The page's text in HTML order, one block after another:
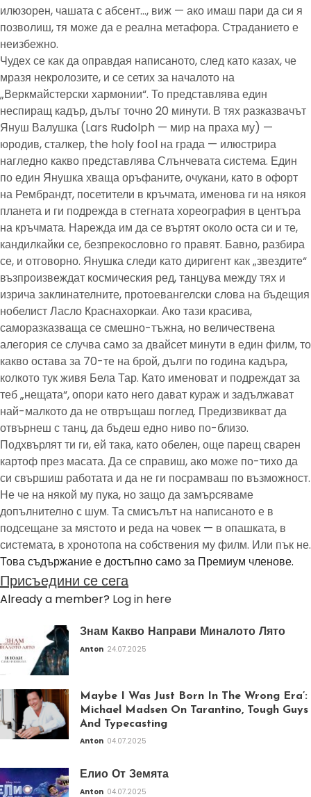
илюзорен, чашата с абсент…, виж — ако имаш пари да си я
позволиш, тя може да е реална метафора. Страданието е
неизбежно.
Чудех се как да оправдая написаното, след като казах, че
мразя некролозите, и се сетих за началото на
„Веркмайстерски хармонии“. То представлява един
неспиращ кадър, дълъг точно 20 минути. В тях разказвачът
Януш Валушка (Lars Rudolph — мир на праха му) —
юродив, сталкер, the holy fool на града — илюстрира
нагледно какво представлява Слънчевата система. Един
по един Янушка хваща оръфаните, очукани, като в офорт
на Рембрандт, посетители в кръчмата, именова ги на някоя
планета и ги подрежда в стегната хореография в центъра
на кръчмата. Нарежда им да се въртят около оста си и те,
кандилкайки се, безпрекословно го правят. Бавно, разбира
се, и отговорно. Янушка следи като диригент как „звездите“
възпроизвеждат космическия ред, танцува между тях и
изрича заклинателните, протоевангелски слова на бъдещия
нобелист Ласло Краснахоркаи. Ако тази красива,
саморазказваща се смешно-тъжна, но величествена
алегория се случва само за двайсет минути в един филм, то
какво остава за 70-те на брой, дълги по година кадъра,
колкото тук живя Бела Тар. Като именоват и подреждат за
теб „нещата“, опори като него дават кураж и задължават
най-малкото да не отвръщаш поглед. Предизвикват да
отвърнеш с танц, да бъдеш едно ниво по-близо.
Подхвърлят ти ги, ей така, като обелен, още парещ сварен
картоф през масата. Да се справиш, ако може по-тихо да
си свършиш работата и да не ги посрамваш по възможност.
Не че на някой му пука, но защо да замърсяваме
допълнително с шум. Та смисълът на написаното е в
подсещане за мястото и реда на човек — в опашката, в
системата, в хронотопа на собствения му филм. Или пък не.
Това съдържание е достъпно само за Премиум членове.
Присъедини се сега
Already a member? Log in here
Знам Какво Направи Миналото Лято
Anton 24.07.2025
Maybe I Was Just Born In The Wrong Era’:
Michael Madsen On Tarantino, Tough Guys
And Typecasting
Anton 04.07.2025
Елио От Земята
Anton 04.07.2025